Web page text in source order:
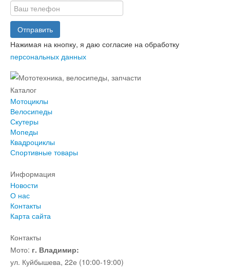
Отправить
Нажимая на кнопку, я даю согласие на обработку
персональных данных
Каталог
Мотоциклы
Велосипеды
Скутеры
Мопеды
Квадроциклы
Спортивные товары
Информация
Новости
О нас
Контакты
Карта сайта
Контакты
Мото: г. Владимир:
ул. Куйбышева, 22е (10:00-19:00)